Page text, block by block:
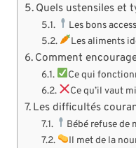
Quels ustensiles et
Les bons
Les aliments
Comment
Ce qui
Ce qu’il vaut
Les difficultés
Bébé refuse de
Il met de la